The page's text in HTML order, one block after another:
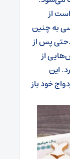
از
به چنین
حتی پس از
از
این
خود باز